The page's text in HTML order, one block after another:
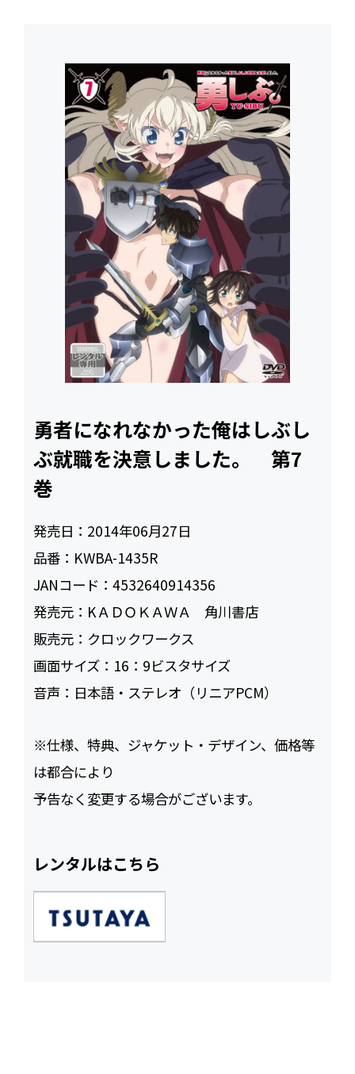
勇者になれなかった俺はしぶし
ぶ就職を決意しました。 第7
巻
発売日： 2014年06月27日
品番： KWBA-1435R
JANコード：4532640914356
発売元： KＡＤＯＫＡＷＡ 角川書店
販売元： クロックワークス
画面サイズ： 16：9ビスタサイズ
音声： 日本語・ステレオ（リニアPCM）
※仕様、特典、ジャケット・デザイン、価格等
は都合により
予告なく変更する場合がございます。
レンタルはこちら